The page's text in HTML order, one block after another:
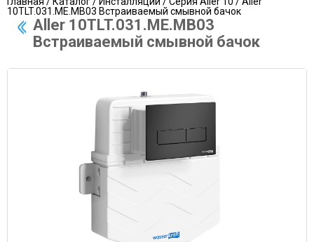
10TLT.031.ME.MB03 Встраиваемый смывной бачок
Aller 10TLT.031.ME.MB03
Встраиваемый смывной бачок